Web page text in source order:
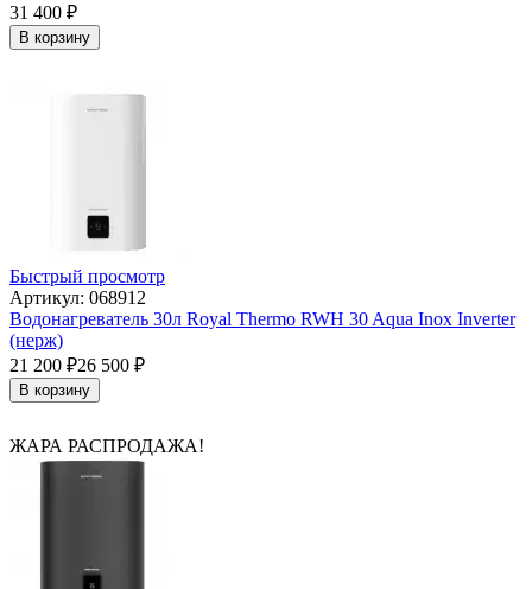
31 400 ₽
В корзину
Быстрый просмотр
Артикул: 068912
Водонагреватель 30л Royal Thermo RWH 30 Aqua Inox Inverter
(нерж)
21 200 ₽26 500 ₽
В корзину
ЖАРА РАСПРОДАЖА!